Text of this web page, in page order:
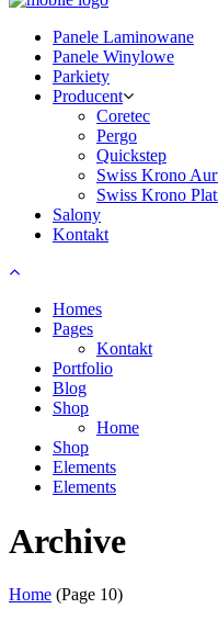
Panele Laminowane
Panele Winylowe
Parkiety
Producent
Coretec
Pergo
Quickstep
Swiss Krono
Swiss Krono
Salony
Kontakt
Homes
Pages
Kontakt
Portfolio
Blog
Shop
Home
Shop
Elements
Elements
Archive
Home (Page 10)